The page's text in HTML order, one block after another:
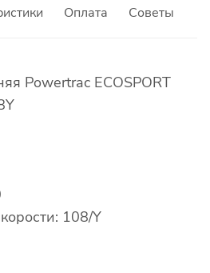
Оплата Советы
Powertrac ECOSPORT
108/Y